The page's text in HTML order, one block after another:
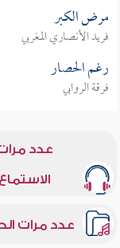
مرض الكبر
فريد الأنصاري المغربي
رغم الحصار
فرقة الروابي
عدد
الاستماع
عدد مرات